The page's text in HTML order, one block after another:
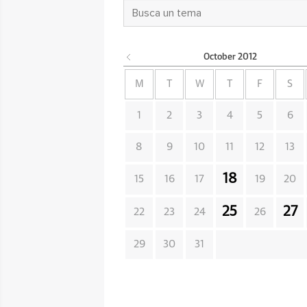
October 2012
M W F S
1 2 3 4 5 6
8 9 10 11 12 13
15 16 17 18 19 20
22 23 24 25 26 27
29 30 31